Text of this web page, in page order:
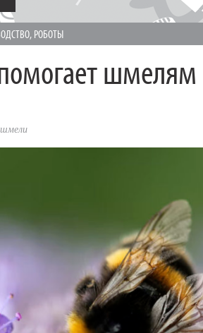
, РОБОТЫ
шмелям
шмели